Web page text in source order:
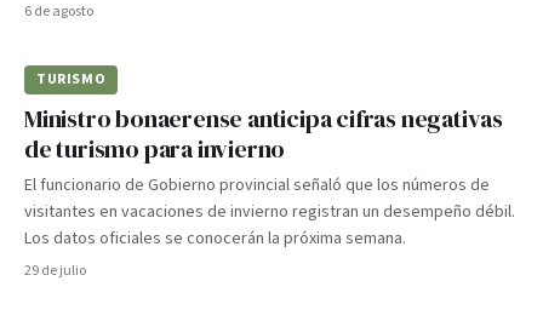
6 de agosto
TURISMO
Ministro bonaerense anticipa cifras negativas
de turismo para invierno
El funcionario de Gobierno provincial señaló que los números de
visitantes en vacaciones de invierno registran un desempeño débil.
Los datos oficiales se conocerán la próxima semana.
29 de julio